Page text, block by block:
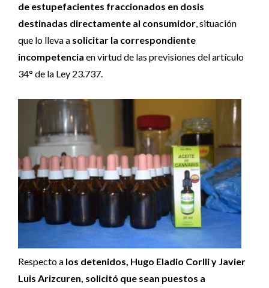
de estupefacientes fraccionados en dosis
destinadas directamente al consumidor, situación
que lo lleva a solicitar la correspondiente
incompetencia en virtud de las previsiones del artículo
34° de la Ley 23.737.
Respecto a los detenidos, Hugo Eladio Corlli y Javier
Luis Arizcuren, solicitó que sean puestos a